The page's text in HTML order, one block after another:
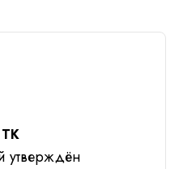
ТК
утверждён